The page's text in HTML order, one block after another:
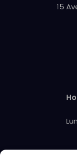
15